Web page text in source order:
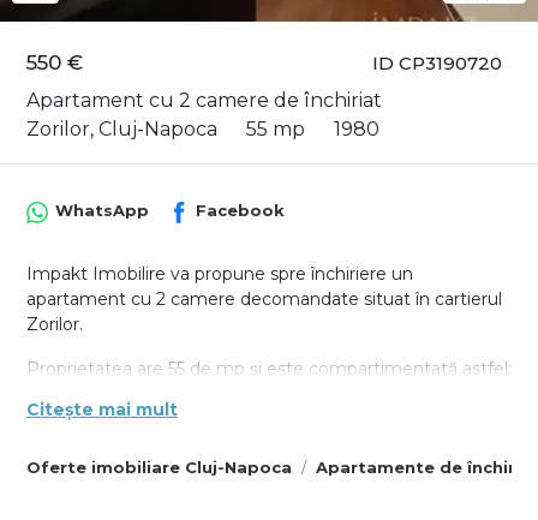
ID CP3190720
550 €
Apartament cu 2 camere de închiriat
Zorilor, Cluj-Napoca
55 mp 1980
Oferte imobiliare Cluj-Napoca Apartamente de
WhatsApp Facebook
Impakt Imobilire va propune spre închiriere un
apartament cu 2 camere decomandate situat în cartierul
Zorilor.
Proprietatea are 55 de mp și este compartimentată astfel:
- Living cu canapea și masă de birou
- Dormitor dotat cu un pat matrimonial și spațiu de
Citește mai mult